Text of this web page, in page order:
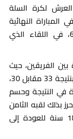
لكرة السلة
بعد فوزه في المباراة النهائية
على الفتح الرياضي بنتيجة 69 مقابل 64، في اللقاء الذي
بين الفريقين، حيث
أنهى الفتح الرياضي الشوط الأول متقدماً بنتيجة 33 مقابل 30،
في النتيجة وحسم
بذلك لقبه الثامن
في تاريخ المسابقة ويُنهي انتظاراً دام 18 سنة للعودة إلى